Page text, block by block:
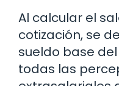
Al calcular el
cotización, se
sueldo base
todas las